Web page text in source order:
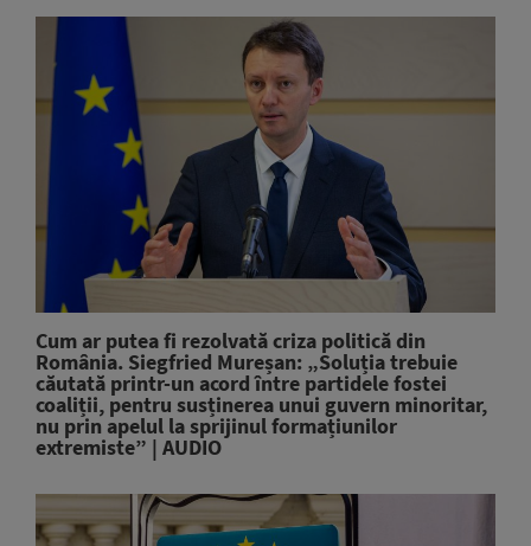
Cum ar putea fi rezolvată criza politică din
România. Siegfried Mureșan: „Soluția trebuie
căutată printr-un acord între partidele fostei
coaliții, pentru susținerea unui guvern minoritar,
nu prin apelul la sprijinul formațiunilor
extremiste” | AUDIO